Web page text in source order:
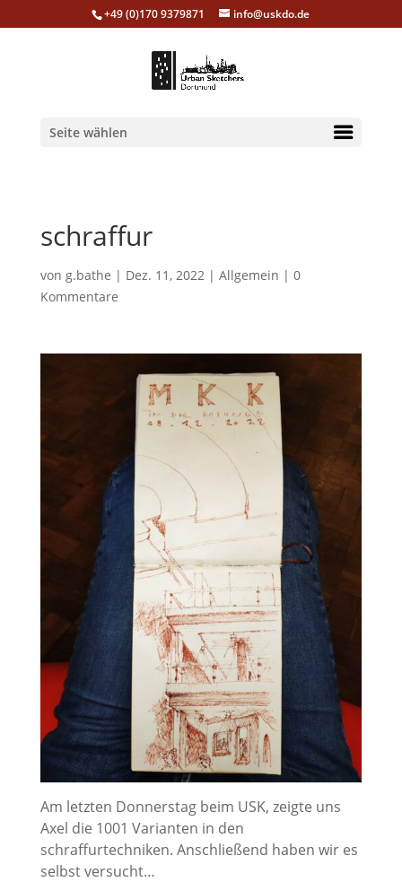
+49 (0)170 9379871 info@uskdo.de
Seite wählen
schraffur
von g.bathe | Dez. 11, 2022| Allgemein | 0
Kommentare
Am letzten Donnerstag beim USK, zeigte uns
Axel die 1001 Varianten in den
schraffurtechniken. Anschließend haben wir es
selbst versucht…